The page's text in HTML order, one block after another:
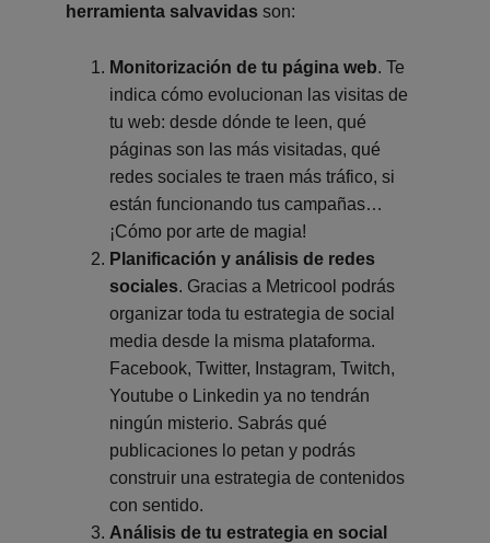
herramienta salvavidas son:
Monitorización de tu página web. Te
indica cómo evolucionan las visitas de
tu web: desde dónde te leen, qué
páginas son las más visitadas, qué
redes sociales te traen más tráfico, si
están funcionando tus campañas…
¡Cómo por arte de magia!
Planificación y análisis de redes
sociales. Gracias a Metricool podrás
organizar toda tu estrategia de social
media desde la misma plataforma.
Facebook, Twitter, Instagram, Twitch,
Youtube o Linkedin ya no tendrán
ningún misterio. Sabrás qué
publicaciones lo petan y podrás
construir una estrategia de contenidos
con sentido.
Análisis de tu estrategia en social